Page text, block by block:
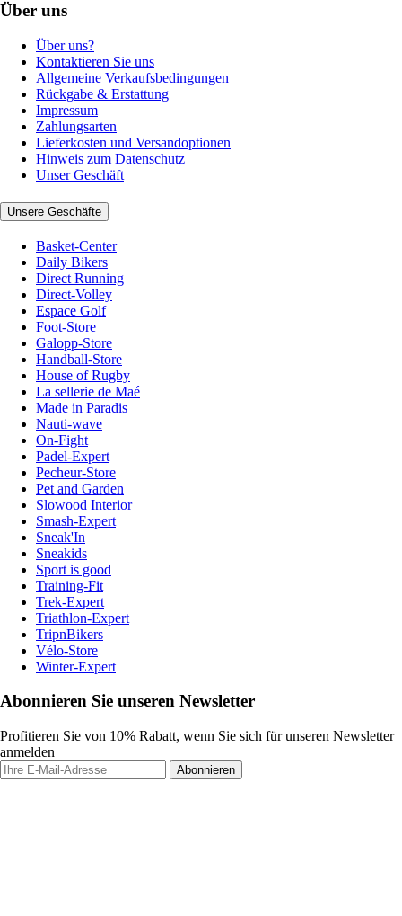
Über uns
Über uns?
Kontaktieren Sie uns
Allgemeine Verkaufsbedingungen
Rückgabe & Erstattung
Impressum
Zahlungsarten
Lieferkosten und Versandoptionen
Hinweis zum Datenschutz
Unser Geschäft
Unsere Geschäfte
Basket-Center
Daily Bikers
Direct Running
Direct-Volley
Espace Golf
Foot-Store
Galopp-Store
Handball-Store
House of Rugby
La sellerie de Maé
Made in Paradis
Nauti-wave
On-Fight
Padel-Expert
Pecheur-Store
Pet and Garden
Slowood Interior
Smash-Expert
Sneak'In
Sneakids
Sport is good
Training-Fit
Trek-Expert
Triathlon-Expert
TripnBikers
Vélo-Store
Winter-Expert
Abonnieren Sie unseren Newsletter
Profitieren Sie von 10% Rabatt, wenn Sie sich für unseren Newsletter
anmelden
Abonnieren